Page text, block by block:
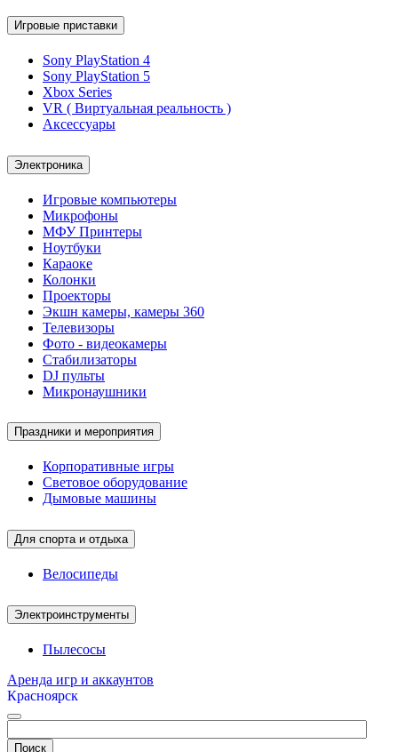
Игровые приставки
Sony PlayStation 4
Sony PlayStation 5
Xbox Series
VR ( Виртуальная реальность )
Аксессуары
Электроника
Игровые компьютеры
Микрофоны
МФУ Принтеры
Ноутбуки
Караоке
Колонки
Проекторы
Экшн камеры, камеры 360
Телевизоры
Фото - видеокамеры
Стабилизаторы
DJ пульты
Микронаушники
Праздники и мероприятия
Корпоративные игры
Световое оборудование
Дымовые машины
Для спорта и отдыха
Велосипеды
Электроинструменты
Пылесосы
Аренда игр и аккаунтов
Красноярск